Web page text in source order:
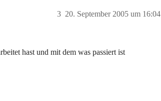
20. September 2005 um 16:04
3
hast und mit dem was passiert ist